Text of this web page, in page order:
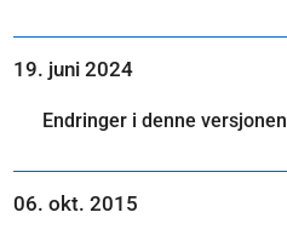
19. juni 2024
Endringer i denne versjonen
06. okt. 2015